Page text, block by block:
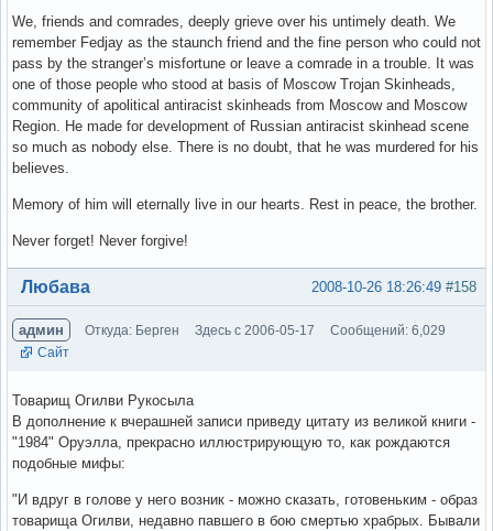
We, friends and comrades, deeply grieve over his untimely death. We
remember Fedjay as the staunch friend and the fine person who could not
pass by the stranger’s misfortune or leave a comrade in a trouble. It was
one of those people who stood at basis of Moscow Trojan Skinheads,
community of apolitical antiracist skinheads from Moscow and Moscow
Region. He made for development of Russian antiracist skinhead scene
so much as nobody else. There is no doubt, that he was murdered for his
believes.
Memory of him will eternally live in our hearts. Rest in peace, the brother.
Never forget! Never forgive!
Вне форума #158
2008-10-26 18:26:49
Любава
админ Откуда: Берген Здесь с 2006-05-17
Сообщений: 6,029
Сайт
Товарищ Огилви Рукосыла
В дополнение к вчерашней записи приведу цитату из великой книги -
"1984" Оруэлла, прекрасно иллюстрирующую то, как рождаются
подобные мифы:
"И вдруг в голове у него возник - можно сказать, готовеньким - образ
товарища Огилви, недавно павшего в бою смертью храбрых. Бывали